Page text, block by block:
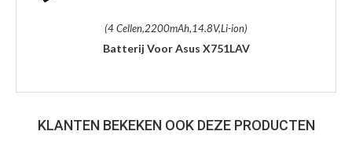
(4 Cellen,2200mAh,14.8V,Li-ion)
Batterij Voor Asus X751LAV
KLANTEN BEKEKEN OOK DEZE PRODUCTEN